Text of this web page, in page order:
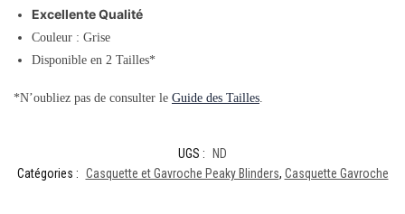
Excellente Qualité
Couleur : Grise
Disponible en 2 Tailles*
*N’oubliez pas de consulter le Guide des Tailles
UGS :
ND
Catégories : Casquette et Gavroche Peaky Blinders, Casquette Gavroche